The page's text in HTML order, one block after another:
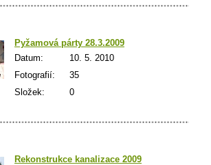
Pyžamová párty 28.3.2009
Datum:
10. 5. 2010
Fotografií:
35
Složek:
0
Rekonstrukce kanalizace 2009